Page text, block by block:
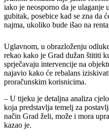
iako je neosporno da je
gubitak, posebice kad se zna da
najma, ukoliko bude išao na
Uglavnom, u obrazloženju
rekao kako je Grad dužan štititi
sprječavaju intervencije na
najavio kako će rebalans
proračunskim korisnicima.
– U tijeku je detaljna analiza
koja predstavlja temelj za
način Grad želi, može i mora
kazao je.